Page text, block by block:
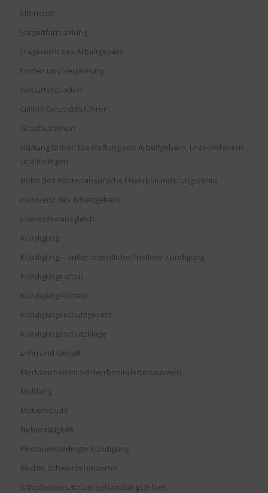
Elternzeit
Entgeltfortzahlung
Fragerecht des Arbeitgebers
Fristen und Verjährung
Geburtsschaden
GmbH-Geschäftsführer
Gratifikationen
Haftung Dritter: Die Haftung von Arbeitgebern, Unternehmern
und Kollegen
Höhe des Rentenanspruchs Erwerbsminderungsrente
Insolvenz des Arbeitgebers
Interessenausgleich
Kündigung
Kündigung – außerordentliche/fristlose Kündigung
Kündigungsarten
Kündigungsfristen
Kündigungsschutzgesetz
Kündigungsschutzklage
Lohn und Gehalt
Merkzeichen im Schwerbehindertenausweis
Mobbing
Mutterschutz
Nebentätigkeit
Personenbedingte Kündigung
Rechte Schwerbehinderter
Schadensersatz bei Behandlungsfehler